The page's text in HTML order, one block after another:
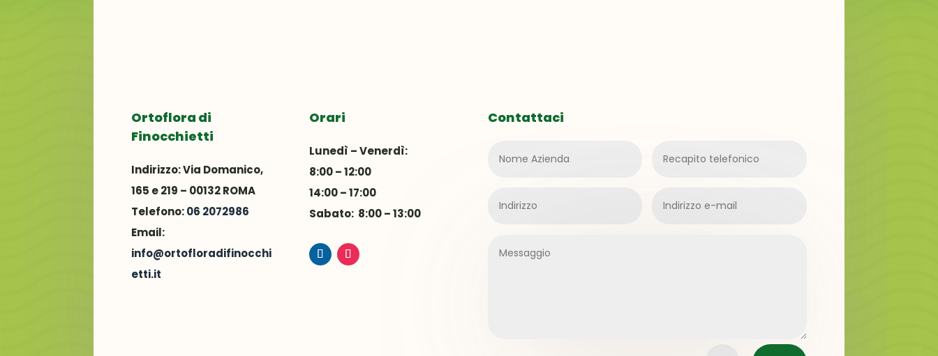
Ortoflora di
Finocchietti
Indirizzo:Via Domanico,
165 e 219 – 00132 ROMA
Telefono:06 2072986
Email:
info@ortofloradifinocchi
etti.it
Orari
Lunedì – Venerdì:
8:00 – 12:00
14:00 – 17:00
Sabato: 8:00 – 13:00
Contattaci